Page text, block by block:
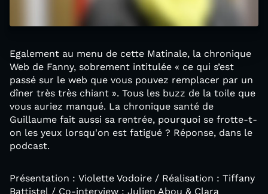
Egalement au menu de cette Matinale, la chronique
Web de Fanny, sobrement intitulée « ce qui s’est
passé sur le web que vous pouvez remplacer par un
dîner très très chiant ». Tous les buzz de la toile que
vous auriez manqué. La chronique santé de
Guillaume fait aussi sa rentrée, pourquoi se frotte-t-
on les yeux lorsqu'on est fatigué ? Réponse, dans le
podcast.
Présentation : Violette Vodoire / Réalisation : Tiffany
Battistel / Co-interview : Julien Abou & Clara